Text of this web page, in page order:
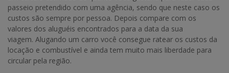
passeio pretendido com uma agência, sendo que neste caso os
custos são sempre por pessoa. Depois compare com os
valores dos aluguéis encontrados para a data da sua
viagem. Alugando um carro você consegue ratear os custos da
locação e combustível e ainda tem muito mais liberdade para
circular pela região.